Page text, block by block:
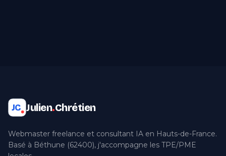
JC Julien.Chrétien
Webmaster freelance et consultant IA en Hauts-de-France.
Basé à Béthune (62400), j'accompagne les TPE/PME